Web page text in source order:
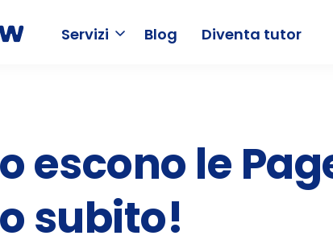
Servizi Blog Diventa tutor
escono le
subito!